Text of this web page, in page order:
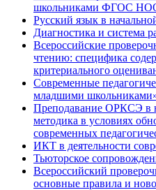
школьниками ФГОС
Русский язык в
Диагностика и система
Всероссийские
чтению: специфика
критериального
Современные
младшими
Преподавание ОРКСЭ в
методика в условиях
современных
ИКТ в деятельности
Тьюторское
Всероссийский
основные правила и